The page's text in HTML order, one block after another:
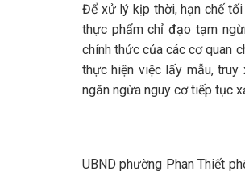
Để xử lý kịp thời, hạn chế
thực phẩm chỉ đạo tạm
chính thức của các cơ quan
thực hiện việc lấy mẫu,
ngăn ngừa nguy cơ tiếp tục
UBND phường Phan Thiết